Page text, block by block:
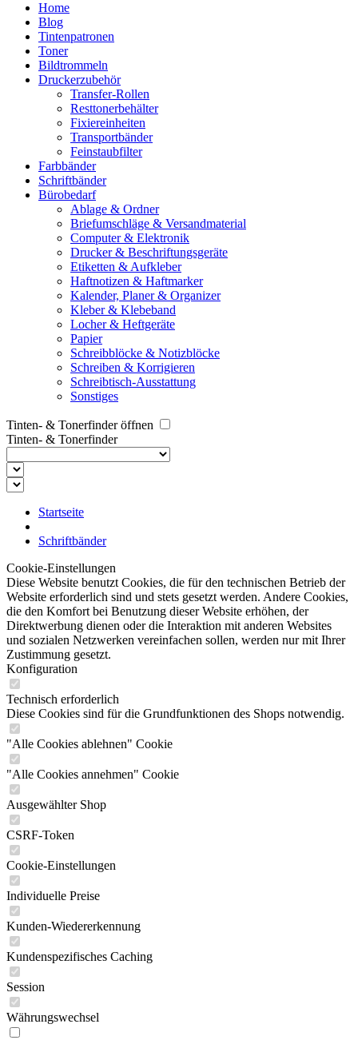
Home
Blog
Tintenpatronen
Toner
Bildtrommeln
Druckerzubehör
Transfer-Rollen
Resttonerbehälter
Fixiereinheiten
Transportbänder
Feinstaubfilter
Farbbänder
Schriftbänder
Bürobedarf
Ablage & Ordner
Briefumschläge & Versandmaterial
Computer & Elektronik
Drucker & Beschriftungsgeräte
Etiketten & Aufkleber
Haftnotizen & Haftmarker
Kalender, Planer & Organizer
Kleber & Klebeband
Locher & Heftgeräte
Papier
Schreibblöcke & Notizblöcke
Schreiben & Korrigieren
Schreibtisch-Ausstattung
Sonstiges
Tinten- & Tonerfinder öffnen
Tinten- & Tonerfinder
Startseite
Schriftbänder
Cookie-Einstellungen
Diese Website benutzt Cookies, die für den technischen Betrieb der
Website erforderlich sind und stets gesetzt werden. Andere Cookies,
die den Komfort bei Benutzung dieser Website erhöhen, der
Direktwerbung dienen oder die Interaktion mit anderen Websites
und sozialen Netzwerken vereinfachen sollen, werden nur mit Ihrer
Zustimmung gesetzt.
Konfiguration
Technisch erforderlich
Diese Cookies sind für die Grundfunktionen des Shops notwendig.
"Alle Cookies ablehnen" Cookie
"Alle Cookies annehmen" Cookie
Ausgewählter Shop
CSRF-Token
Cookie-Einstellungen
Individuelle Preise
Kunden-Wiedererkennung
Kundenspezifisches Caching
Session
Währungswechsel